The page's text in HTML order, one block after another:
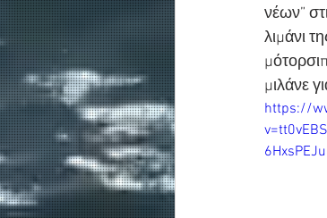
νέων”
λιμάνι
μιλάνε
https://